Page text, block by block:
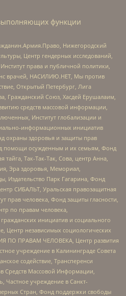
функции
Нижегородский
Центр гендерных исследований,
права и публичной политики,
врачей, НАСИЛИЮ.НЕТ, Мы против
Открытый Петербург, Лига
Гражданский Союз, Хасдей Ерушалаим,
средств массовой информации,
Институт глобализации и
информационных инициатив
охраны здоровья и защиты прав
помощи осужденным и их семьям, Фонд
Так-Так-Так, Сова, центр Анна,
Эра здоровья, Мемориал,
Издательство Парк Гагарина, Фонд
СИБАЛЬТ, Уральская правозащитная
прав человека, Фонд защиты гласности,
по правам человека,
инициатив и социального
Центр независимых социологических
ПО ПРАВАМ ЧЕЛОВЕКА, Центр развития
учреждение в Калининграде Совета
содействие, Трансперенси
Средств Массовой Информации,
Частное учреждение в Санкт-
Стран, Фонд поддержки свободы